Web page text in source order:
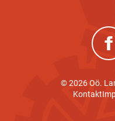
© 2026 Oö.
Kontakt